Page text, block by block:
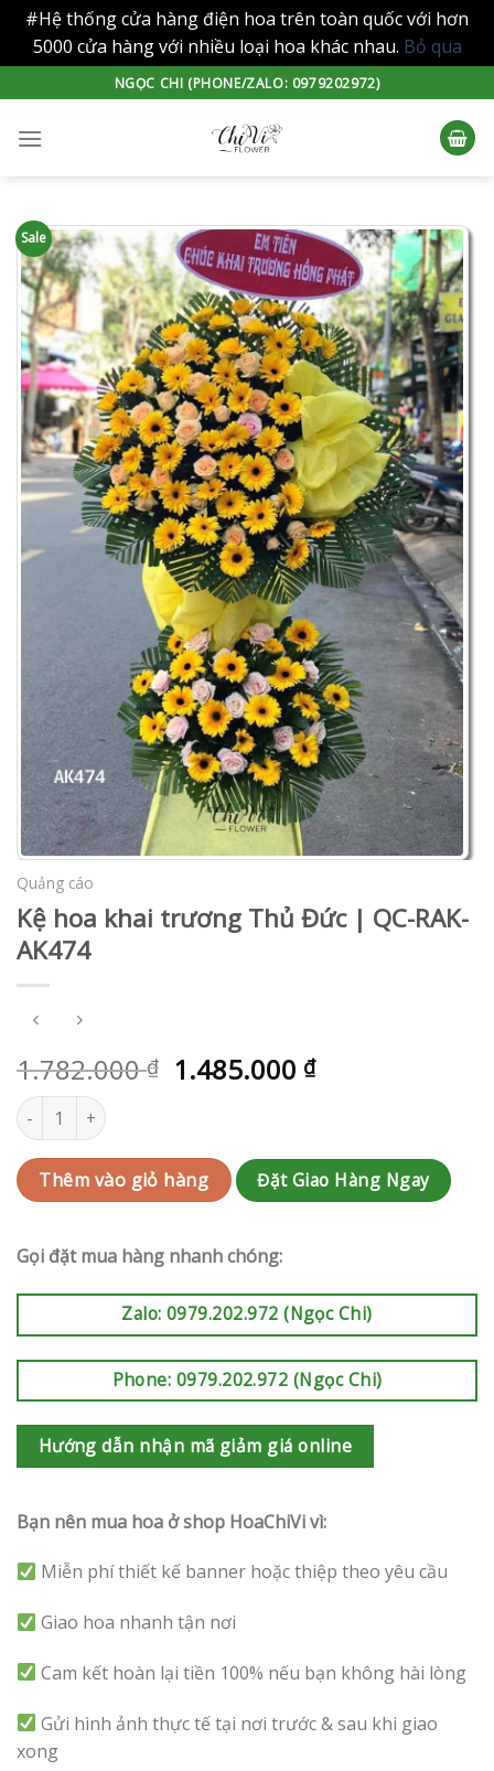
#Hệ thống cửa hàng điện hoa trên toàn quốc với hơn
5000 cửa hàng với nhiều loại hoa khác nhau. Bỏ qua
to
content
NGỌC CHI (PHONE/ZALO: 0979202972)
Sale
Quảng cáo
Kệ hoa khai trương Thủ Đức | QC-RAK-
AK474
1.782.000₫ 1.485.000 ₫
Kệ hoa khai trương Thủ Đức | QC-RAK-AK474 số lượng
Thêm vào giỏ hàng Đặt Giao Hàng Ngay
Gọi đặt mua hàng nhanh chóng:
Zalo: 0979.202.972 (Ngọc Chi)
Phone: 0979.202.972 (Ngọc Chi)
Hướng dẫn nhận mã giảm giá online
Bạn nên mua hoa ở shop HoaChiVi vì:
Miễn phí thiết kế banner hoặc thiệp theo yêu cầu
Giao hoa nhanh tận nơi
Cam kết hoàn lại tiền 100% nếu bạn không hài lòng
Gửi hình ảnh thực tế tại nơi trước & sau khi giao
xong